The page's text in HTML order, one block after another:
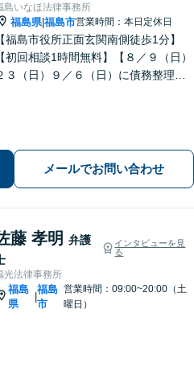
島いなほ法律事務所
福島県|福島市営業時間：本日定休日
【福島市役所正面玄関南側徒歩1分】
【初回相談1時間無料】【８／９（日）
３（日）９／６（日）に債務整理・
メールでお問い合わせ
藤 孝明 弁護
インタビューを見
る
光法律事務所
福島
県
|
福島
市
営業時間：09:00~20:00（土
曜日）